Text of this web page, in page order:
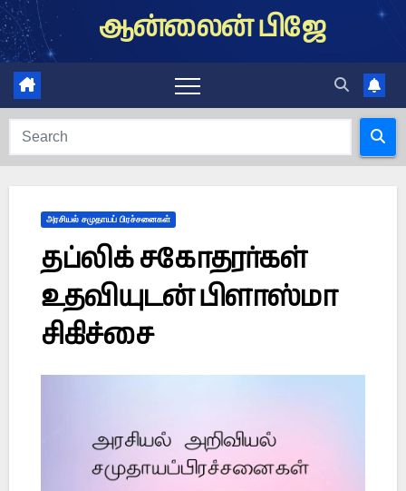
Skip
to
content
ஆன்லைன் பிஜே
அரசியல் சமுதாயப் பிரச்சனைகள்
தப்லிக் சகோதரர்கள்
உதவியுடன் பிளாஸ்மா
சிகிச்சை